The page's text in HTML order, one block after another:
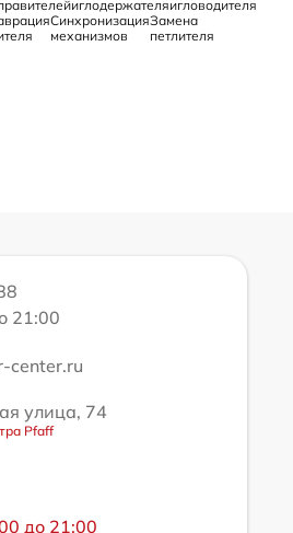
иглодержателяигловодителя
Синхронизация
механизмов
Замена
петлителя
21:00
center.ru
улица, 74
Pfaff
до 21:00